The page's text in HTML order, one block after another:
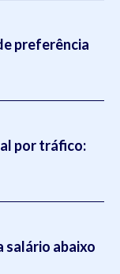
preferência
por tráfico:
salário abaixo